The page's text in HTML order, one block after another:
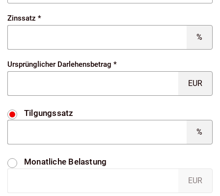
Zinssatz *
%
Ursprünglicher Darlehensbetrag *
EUR
Tilgungssatz
%
Monatliche Belastung
EUR